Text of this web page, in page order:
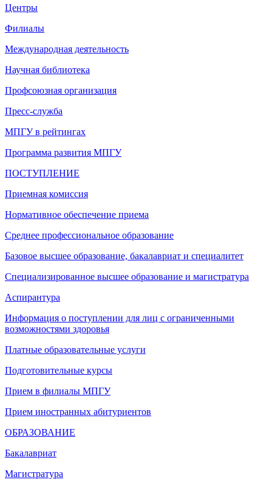
Центры
Филиалы
Международная деятельность
Научная библиотека
Профсоюзная организация
Пресс-служба
МПГУ в рейтингах
Программа развития МПГУ
ПОСТУПЛЕНИЕ
Приемная комиссия
Нормативное обеспечение приема
Среднее профессиональное образование
Базовое высшее образование, бакалавриат и специалитет
Специализированное высшее образование и магистратура
Аспирантура
Информация о поступлении для лиц с ограниченными
возможностями здоровья
Платные образовательные услуги
Подготовительные курсы
Прием в филиалы МПГУ
Прием иностранных абитуриентов
ОБРАЗОВАНИЕ
Бакалавриат
Магистратура